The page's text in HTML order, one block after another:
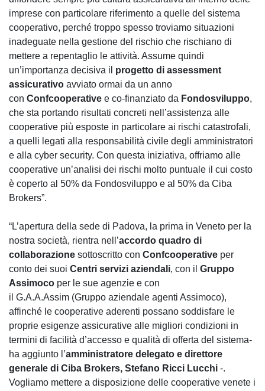
imprese con particolare riferimento a quelle del sistema
cooperativo, perché troppo spesso troviamo situazioni
inadeguate nella gestione del rischio che rischiano di
mettere a repentaglio le attività. Assume quindi
un’importanza decisiva il progetto di assessment
assicurativo avviato ormai da un anno
con Confcooperative e co-finanziato da Fondosviluppo,
che sta portando risultati concreti nell’assistenza alle
cooperative più esposte in particolare ai rischi catastrofali,
a quelli legati alla responsabilità civile degli amministratori
e alla cyber security. Con questa iniziativa, offriamo alle
cooperative un’analisi dei rischi molto puntuale il cui costo
è coperto al 50% da Fondosviluppo e al 50% da Ciba
Brokers”.
“L’apertura della sede di Padova, la prima in Veneto per la
nostra società, rientra nell’accordo quadro di
collaborazione sottoscritto con Confcooperative per
conto dei suoi Centri servizi aziendali, con il Gruppo
Assimoco per le sue agenzie e con
il G.A.A.Assim (Gruppo aziendale agenti Assimoco),
affinché le cooperative aderenti possano soddisfare le
proprie esigenze assicurative alle migliori condizioni in
termini di facilità d’accesso e qualità di offerta del sistema-
ha aggiunto l’amministratore delegato e direttore
generale di Ciba Brokers, Stefano Ricci Lucchi -.
Vogliamo mettere a disposizione delle cooperative venete i